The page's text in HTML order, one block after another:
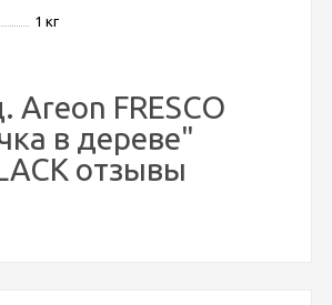
1 кг
Areon FRESCO
в дереве"
отзывы